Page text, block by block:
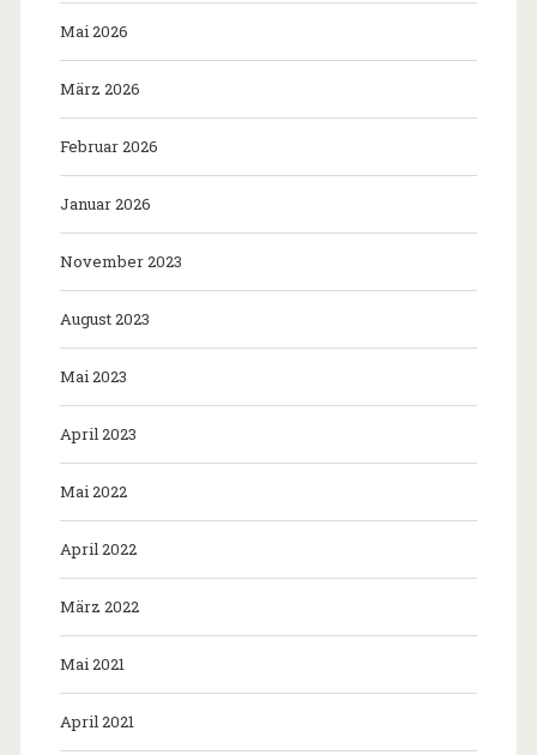
Mai 2026
März 2026
Februar 2026
Januar 2026
November 2023
August 2023
Mai 2023
April 2023
Mai 2022
April 2022
März 2022
Mai 2021
April 2021